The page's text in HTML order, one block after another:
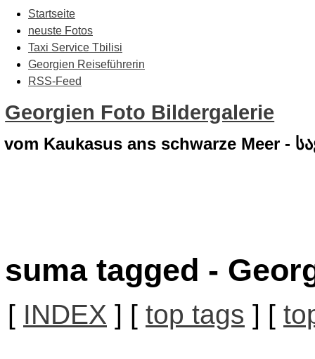
Startseite
neuste Fotos
Taxi Service Tbilisi
Georgien Reiseführerin
RSS-Feed
Georgien Foto Bildergalerie
vom Kaukasus ans schwarze Meer -
suma tagged -
[ INDEX ] [ top tags ] [